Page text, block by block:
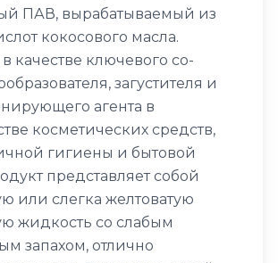
ПАВ, вырабатываемый из
кокосового масла.
качестве ключевого со-
загустителя и
агента в
косметических средств,
гигиены и бытовой
представляет собой
или слегка желтоватую
жидкость со слабым
запахом, отлично